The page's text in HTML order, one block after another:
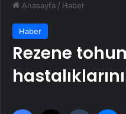
Anasayfa / Haber
Haber
Rezene
Facebook Tumblr